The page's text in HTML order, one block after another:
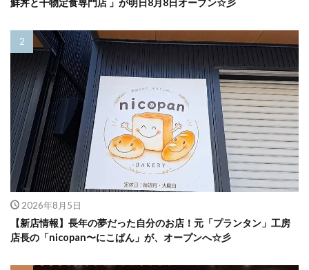
鮮丼と干物定食専門店 」が明日8月8日オープン☆彡
2026年8月5日
【新店情報】長年の夢だった自分のお店！元「プランタン」工房
店長の「nicopan〜にこぱん」が、オープンへ☆彡